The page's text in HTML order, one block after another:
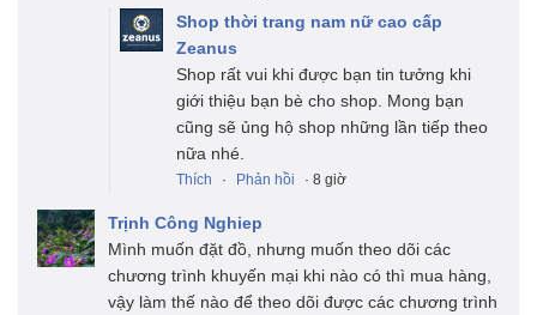
Shop thời trang nam nữ cao cấp
Zeanus
Shop rất vui khi được bạn tin tưởng khi
giới thiệu bạn bè cho shop. Mong bạn
cũng sẽ ủng hộ shop những lần tiếp theo
nữa nhé.
Thích · Phản hồi · 8 giờ
Trịnh Công Nghiep
Mình muốn đặt đồ, nhưng muốn theo dõi các
chương trình khuyến mại khi nào có thì mua hàng,
vậy làm thế nào để theo dõi được các chương trình